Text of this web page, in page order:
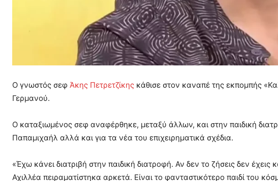
Ο γνωστός σεφ Άκης Πετρετζίκης κάθισε στον καναπέ της εκπομπής
Γερμανού.
Ο καταξιωμένος σεφ αναφέρθηκε, μεταξύ άλλων, και στην παιδική
Παπαμιχαήλ αλλά και για τα νέα του επιχειρηματικά σχέδια.
«Έχω κάνει διατριβή στην παιδική διατροφή. Αν δεν το ζήσεις δεν
Αχιλλέα πειραματίστηκα αρκετά. Είναι το φανταστικότερο παιδί του